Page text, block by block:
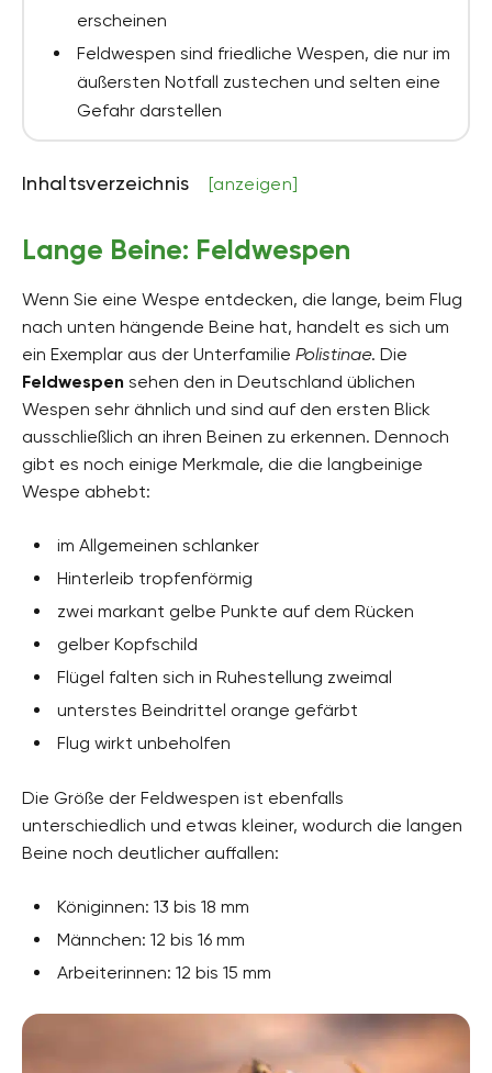
erscheinen
Feldwespen sind friedliche Wespen, die nur im
äußersten Notfall zustechen und selten eine
Gefahr darstellen
Inhaltsverzeichnis [anzeigen]
Lange Beine: Feldwespen
Wenn Sie eine Wespe entdecken, die lange, beim Flug
nach unten hängende Beine hat, handelt es sich um
ein Exemplar aus der Unterfamilie Polistinae. Die
Feldwespen sehen den in Deutschland üblichen
Wespen sehr ähnlich und sind auf den ersten Blick
ausschließlich an ihren Beinen zu erkennen. Dennoch
gibt es noch einige Merkmale, die die langbeinige
Wespe abhebt:
im Allgemeinen schlanker
Hinterleib tropfenförmig
zwei markant gelbe Punkte auf dem Rücken
gelber Kopfschild
Flügel falten sich in Ruhestellung zweimal
unterstes Beindrittel orange gefärbt
Flug wirkt unbeholfen
Die Größe der Feldwespen ist ebenfalls
unterschiedlich und etwas kleiner, wodurch die langen
Beine noch deutlicher auffallen:
Königinnen: 13 bis 18 mm
Männchen: 12 bis 16 mm
Arbeiterinnen: 12 bis 15 mm